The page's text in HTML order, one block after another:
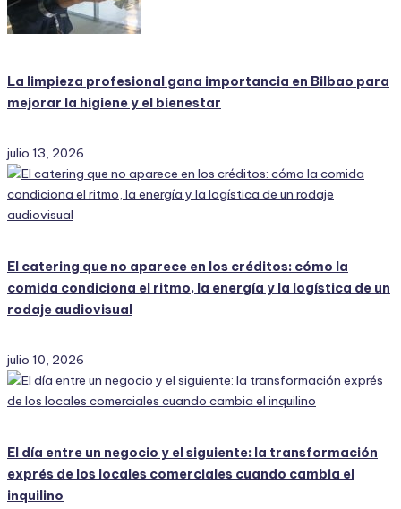
La limpieza profesional gana importancia en Bilbao para
mejorar la higiene y el bienestar
julio 13, 2026
El catering que no aparece en los créditos: cómo la
comida condiciona el ritmo, la energía y la logística de un
rodaje audiovisual
julio 10, 2026
El día entre un negocio y el siguiente: la transformación
exprés de los locales comerciales cuando cambia el
inquilino